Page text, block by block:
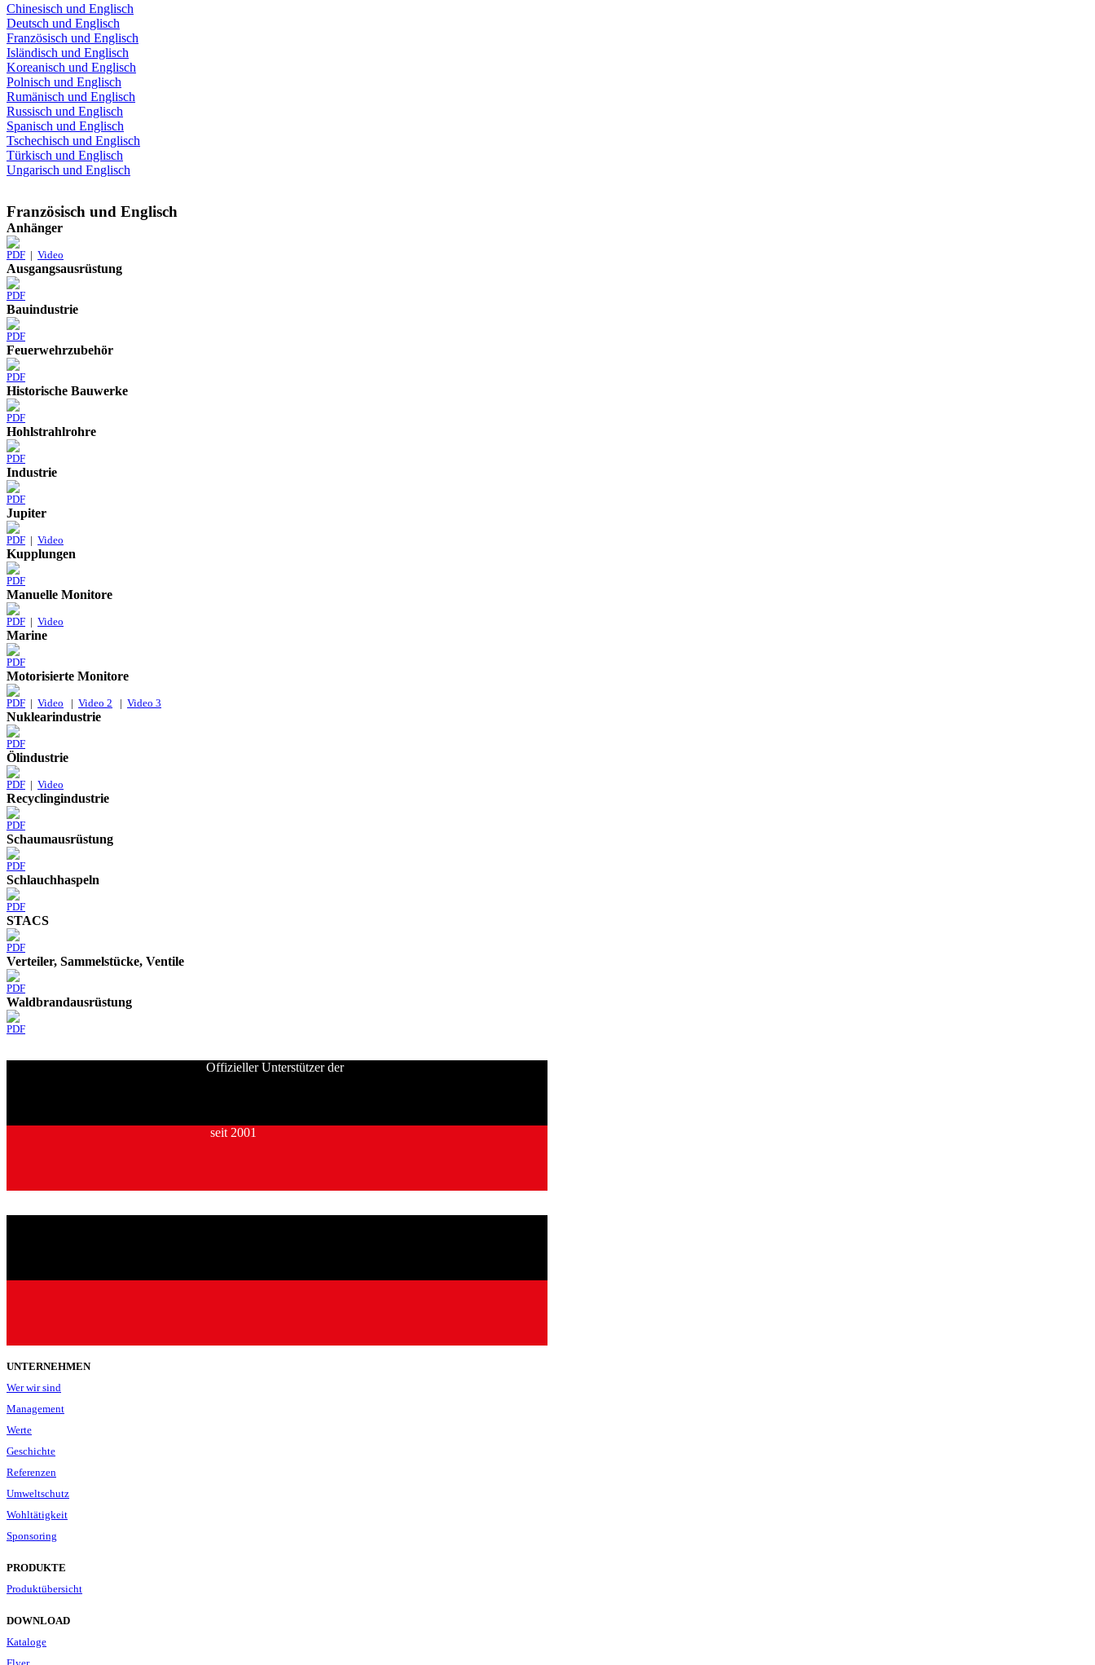
Chinesisch und Englisch
Deutsch und Englisch
Französisch und Englisch
Isländisch und Englisch
Koreanisch und Englisch
Polnisch und Englisch
Rumänisch und Englisch
Russisch und Englisch
Spanisch und Englisch
Tschechisch und Englisch
Türkisch und Englisch
Ungarisch und Englisch
Französisch und Englisch
Anhänger
PDF | Video
Ausgangsausrüstung
PDF
Bauindustrie
PDF
Feuerwehrzubehör
PDF
Historische Bauwerke
PDF
Hohlstrahlrohre
PDF
Industrie
PDF
Jupiter
PDF | Video
Kupplungen
PDF
Manuelle Monitore
PDF | Video
Marine
PDF
Motorisierte Monitore
PDF | Video | Video 2 | Video 3
Nuklearindustrie
PDF
Ölindustrie
PDF | Video
Recyclingindustrie
PDF
Schaumausrüstung
PDF
Schlauchhaspeln
PDF
STACS
PDF
Verteiler, Sammelstücke, Ventile
PDF
Waldbrandausrüstung
PDF
Offizieller Unterstützer der
seit 2001
UNTERNEHMEN
Wer wir sind
Management
Werte
Geschichte
Referenzen
Umweltschutz
Wohltätigkeit
Sponsoring
PRODUKTE
Produktübersicht
DOWNLOAD
Kataloge